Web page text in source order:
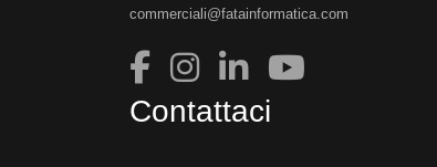
commerciali@fatainformatica.com
Contattaci